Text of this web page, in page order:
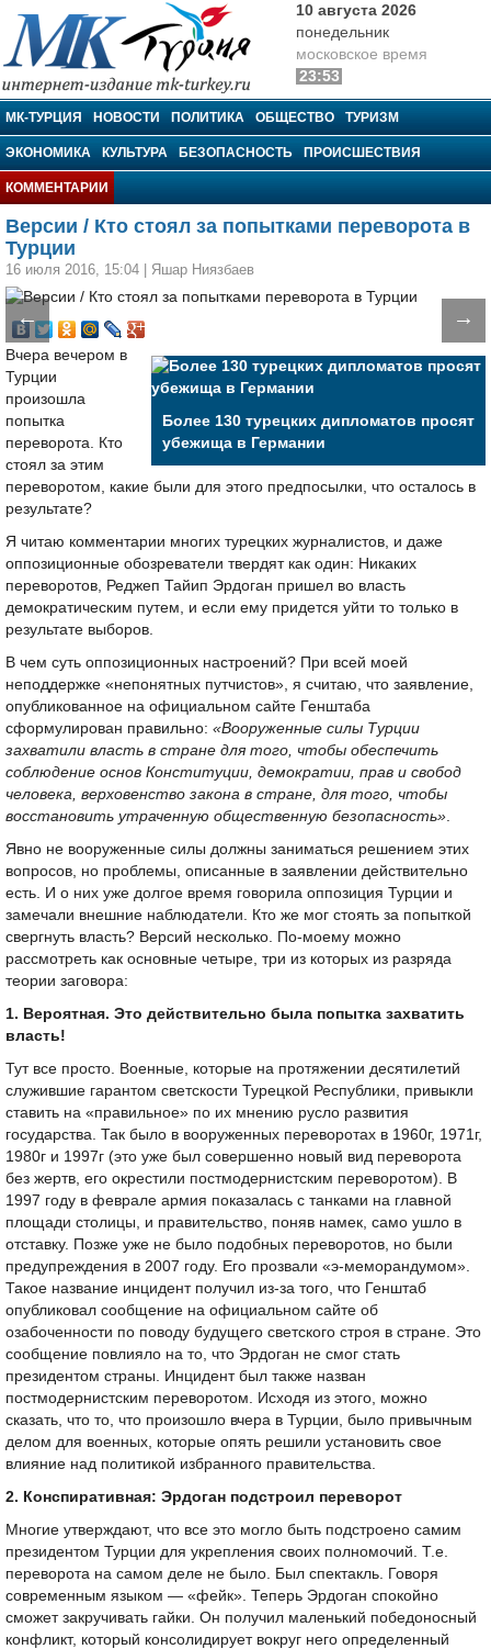
МК-Турция
10 августа 2026
понедельник
московское время
23:53
МК-ТУРЦИЯ НОВОСТИ ПОЛИТИКА ОБЩЕСТВО ТУРИЗМ
ЭКОНОМИКА КУЛЬТУРА БЕЗОПАСНОСТЬ ПРОИСШЕСТВИЯ
КОММЕНТАРИИ
Версии / Кто стоял за попытками переворота в
Турции
16 июля 2016, 15:04 Яшар Ниязбаев
← →
Более 130 турецких дипломатов просят
убежища в Германии
Вчера вечером в
Турции
произошла
попытка
переворота. Кто
стоял за этим
переворотом, какие были для этого предпосылки, что осталось в
результате?
Я читаю комментарии многих турецких журналистов, и даже
оппозиционные обозреватели твердят как один: Никаких
переворотов, Реджеп Тайип Эрдоган пришел во власть
демократическим путем, и если ему придется уйти то только в
результате выборов.
В чем суть оппозиционных настроений? При всей моей
неподдержке «непонятных путчистов», я считаю, что заявление,
опубликованное на официальном сайте Генштаба
сформулирован правильно: «Вооруженные силы Турции
захватили власть в стране для того, чтобы обеспечить
соблюдение основ Конституции, демократии, прав и свобод
человека, верховенство закона в стране, для того, чтобы
восстановить утраченную общественную безопасность».
Явно не вооруженные силы должны заниматься решением этих
вопросов, но проблемы, описанные в заявлении действительно
есть. И о них уже долгое время говорила оппозиция Турции и
замечали внешние наблюдатели. Кто же мог стоять за попыткой
свергнуть власть? Версий несколько. По-моему можно
рассмотреть как основные четыре, три из которых из разряда
теории заговора:
1. Вероятная. Это действительно была попытка захватить
власть!
Тут все просто. Военные, которые на протяжении десятилетий
служившие гарантом светскости Турецкой Республики, привыкли
ставить на «правильное» по их мнению русло развития
государства. Так было в вооруженных переворотах в 1960г, 1971г,
1980г и 1997г (это уже был совершенно новый вид переворота
без жертв, его окрестили постмодернистским переворотом). В
1997 году в феврале армия показалась с танками на главной
площади столицы, и правительство, поняв намек, само ушло в
отставку. Позже уже не было подобных переворотов, но были
предупреждения в 2007 году. Его прозвали «э-меморандумом».
Такое название инцидент получил из-за того, что Генштаб
опубликовал сообщение на официальном сайте об
озабоченности по поводу будущего светского строя в стране. Это
сообщение повлияло на то, что Эрдоган не смог стать
президентом страны. Инцидент был также назван
постмодернистским переворотом. Исходя из этого, можно
сказать, что то, что произошло вчера в Турции, было привычным
делом для военных, которые опять решили установить свое
влияние над политикой избранного правительства.
2. Конспиративная: Эрдоган подстроил переворот
Многие утверждают, что все это могло быть подстроено самим
президентом Турции для укрепления своих полномочий. Т.е.
переворота на самом деле не было. Был спектакль. Говоря
современным языком — «фейк». Теперь Эрдоган спокойно
сможет закручивать гайки. Он получил маленький победоносный
конфликт, который консолидирует вокруг него определенный